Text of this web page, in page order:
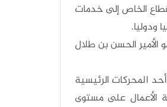
الخاص إلى خدمات
ودوليا.
الحسن بن طلال
المحركات الرئيسية
الأعمال على مستوى